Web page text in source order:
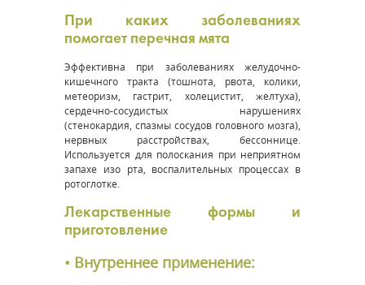
При каких заболеваниях
помогает перечная мята
Эффективна при заболеваниях желудочно-
кишечного тракта (тошнота, рвота, колики,
метеоризм, гастрит, холецистит, желтуха),
сердечно-сосудистых нарушениях
(стенокардия, спазмы сосудов головного мозга),
нервных расстройствах, бессоннице.
Используется для полоскания при неприятном
запахе изо рта, воспалительных процессах в
ротоглотке.
Лекарственные формы и
приготовление
• Внутреннее применение: